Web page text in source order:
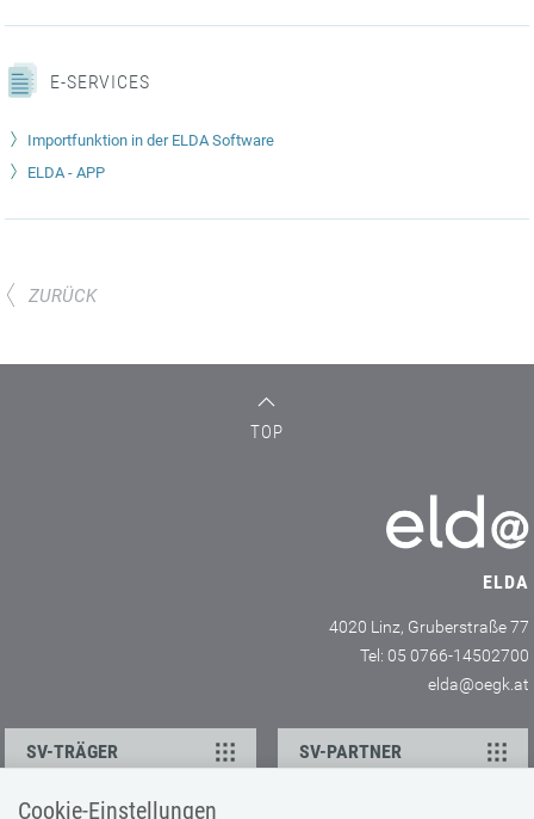
Cookie-Einstellungen
E-SERVICES
Importfunktion in der ELDA Software
ELDA - APP
ZURÜCK
TOP
ELDA
4020 Linz, Gruberstraße 77
Tel: 05 0766-14502700
elda@oegk.at
SV-TRÄGER SV-PARTNER